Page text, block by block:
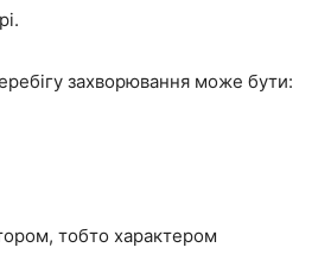
захворювання може бути:
тобто характером